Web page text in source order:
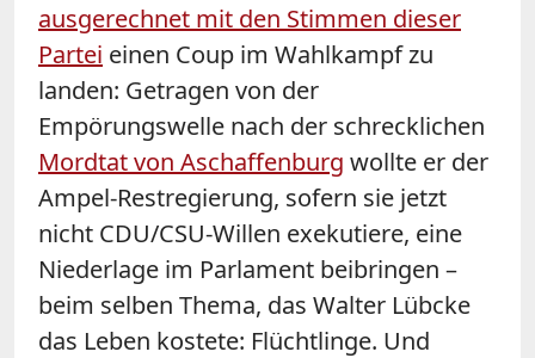
ausgerechnet mit den Stimmen dieser
Partei einen Coup im Wahlkampf zu
landen: Getragen von der
Empörungswelle nach der schrecklichen
Mordtat von Aschaffenburg wollte er der
Ampel-Restregierung, sofern sie jetzt
nicht CDU/CSU-Willen exekutiere, eine
Niederlage im Parlament beibringen –
beim selben Thema, das Walter Lübcke
das Leben kostete: Flüchtlinge. Und